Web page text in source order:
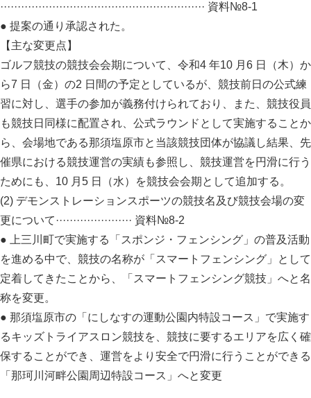
··························································· 資料№8-1
● 提案の通り承認された。
【主な変更点】
ゴルフ競技の競技会会期について、令和4 年10 月6 日（木）か
ら7 日（金）の2 日間の予定としているが、競技前日の公式練
習に対し、選手の参加が義務付けられており、また、競技役員
も競技日同様に配置され、公式ラウンドとして実施することか
ら、会場地である那須塩原市と当該競技団体が協議し結果、先
催県における競技運営の実績も参照し、競技運営を円滑に行う
ためにも、10 月5 日（水）を競技会会期として追加する。
(2) デモンストレーションスポーツの競技名及び競技会場の変
更について······················ 資料№8-2
● 上三川町で実施する「スポンジ・フェンシング」の普及活動
を進める中で、競技の名称が「スマートフェンシング」として
定着してきたことから、「スマートフェンシング競技」へと名
称を変更。
● 那須塩原市の「にしなすの運動公園内特設コース」で実施す
るキッズトライアスロン競技を、競技に要するエリアを広く確
保することができ、運営をより安全で円滑に行うことができる
「那珂川河畔公園周辺特設コース」へと変更